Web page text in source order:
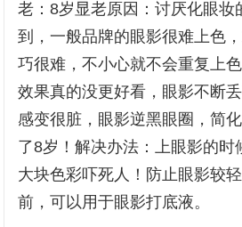
老：8岁显老原因：讨厌化眼妆
到，一般品牌的眼影很难上色
巧很难，不小心就不会重复上
效果真的没更好看，眼影不断
感变很脏，眼影逆黑眼圈，简
了8岁！解决办法：上眼影的时
大块色彩吓死人！防止眼影较
前，可以用于眼影打底液。